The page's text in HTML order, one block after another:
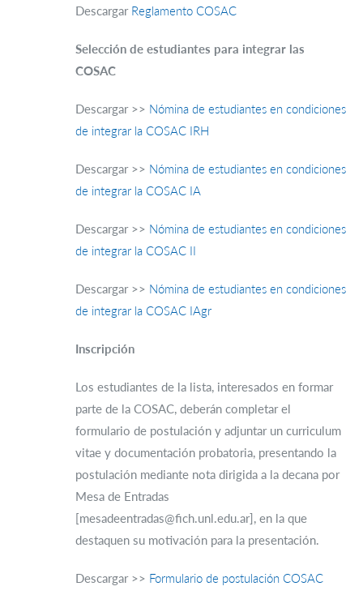
Descargar Reglamento COSAC
Selección de estudiantes para integrar las
COSAC
Descargar >> Nómina de estudiantes en condiciones
de integrar la COSAC IRH
Descargar >> Nómina de estudiantes en condiciones
de integrar la COSAC IA
Descargar >> Nómina de estudiantes en condiciones
de integrar la COSAC II
Descargar >> Nómina de estudiantes en condiciones
de integrar la COSAC IAgr
Inscripción
Los estudiantes de la lista, interesados en formar
parte de la COSAC, deberán completar el
formulario de postulación y adjuntar un curriculum
vitae y documentación probatoria, presentando la
postulación mediante nota dirigida a la decana por
Mesa de Entradas
[mesadeentradas@fich.unl.edu.ar], en la que
destaquen su motivación para la presentación.
Descargar >> Formulario de postulación COSAC